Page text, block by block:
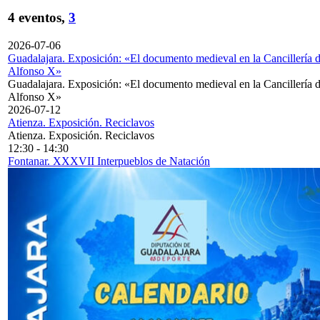
4 eventos, 3
2026-07-06
Guadalajara. Exposición: «El documento medieval en la Cancillería
Alfonso X»
Guadalajara. Exposición: «El documento medieval en la Cancillería
Alfonso X»
2026-07-12
Atienza. Exposición. Reciclavos
Atienza. Exposición. Reciclavos
12:30 - 14:30
Fontanar. XXXVII Interpueblos de Natación